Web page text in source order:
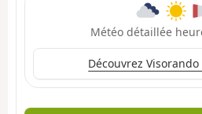
Météo détaillée
Découvrez